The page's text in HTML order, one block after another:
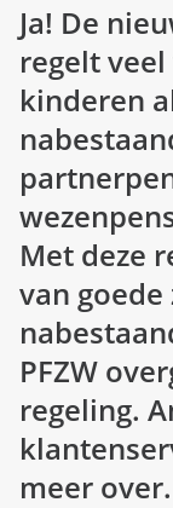
Ja! De
regelt
kinderen
Met deze
van
PFZW
regeling.
meer over.